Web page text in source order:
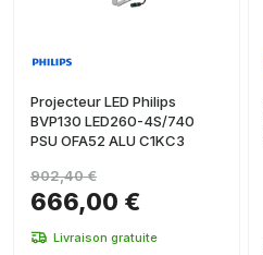
Projecteur LED Philips
BVP130 LED260-4S/740
PSU OFA52 ALU C1KC3
666,00 €
902,40 €
Livraison gratuite